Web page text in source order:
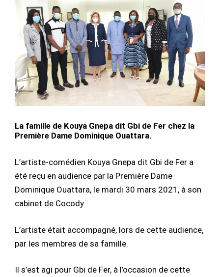
La famille de Kouya Gnepa dit Gbi de Fer chez la
Première Dame Dominique Ouattara.
L’artiste-comédien Kouya Gnepa dit Gbi de Fer a
été reçu en audience par la Première Dame
Dominique Ouattara, le mardi 30 mars 2021, à son
cabinet de Cocody.
L’artiste était accompagné, lors de cette audience,
par les membres de sa famille.
Il s’est agi pour Gbi de Fer, à l’occasion de cette